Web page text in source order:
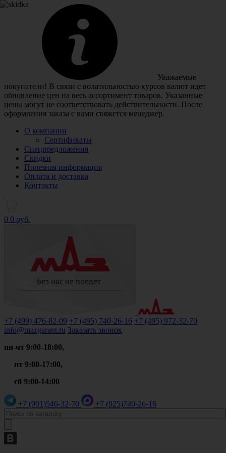
Уважаемые
покупатели! В связи с волатильностью курсов валют идет
обновление цен на весь ассортимент товаров. Указанные
цены могут не соответствовать действительности. После
оформления заказа с вами свяжется менеджер.
О компании
Сертификаты
Спецпредложения
Скидки
Полезная информация
Оплата и доставка
Контакты
0 0 руб.
+7 (499) 476-82-09 +7 (495) 740-26-16 +7 (495) 972-32-70
info@mazgarant.ru Заказать звонок
пн-чт 9:00-18:00,
пт 9:00-17:00,
сб 9:00-14:00
+7 (901)546-32-70 +7 (925)740-26-16